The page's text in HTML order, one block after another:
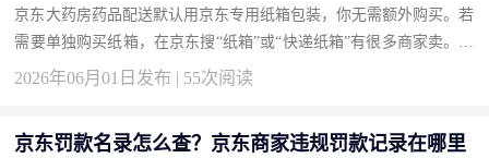
京东大药房药品配送默认用京东专用纸箱包装，你无需额外购买。若
需要单独购买纸箱，在京东搜“纸箱”或“快递纸箱”有很多商家卖。京
东自营也有“搬家纸箱”可购。买药时如需格外加固，下单备注“加
2026年06月01日发布 | 55次阅读
京东罚款名录怎么查？京东商家违规罚款记录在哪里